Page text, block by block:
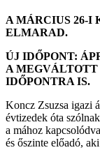
A MÁRCIUS 26-I
ELMARAD.
ÚJ IDŐPONT:
A
IDŐPONTRA IS.
Koncz Zsuzsa igazi
évtizedek óta
a mához
és őszinte előadó,